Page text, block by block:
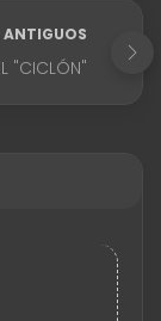
ANTIGUOS
"CICLÓN"